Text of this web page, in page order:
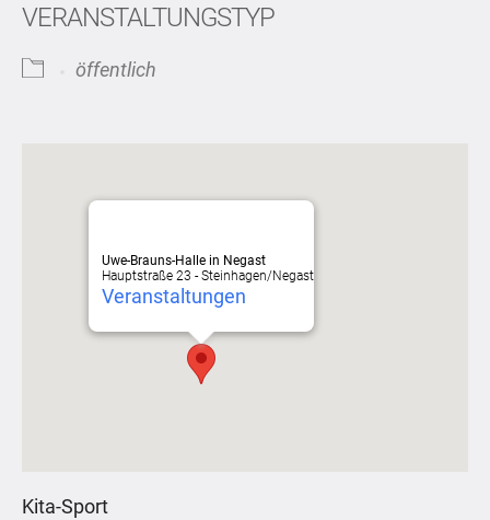
VERANSTALTUNGSTYP
öffentlich
Uwe-Brauns-Halle in Negast
Hauptstraße 23 - Steinhagen/Negast
Veranstaltungen
Kita-Sport